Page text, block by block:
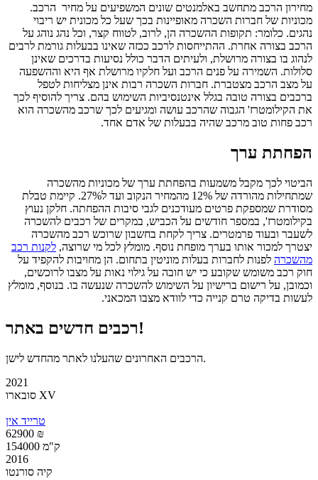
מחירון הרכב מתחשב באלמנטים שונים המשפיעים על מחיר הרכב.
מכוניות של חברות השכרה מאופיינות בכך שעל כל מכונית יש ריבוי
נהגים. כלומר: תקופות ההשכרה הן, לרוב, לטווח קצר, וכל נהג נוהג על
הרכב בצורה אחרת. ההתייחסות לרכב ככזה שאינו בבעלות גורמת לרבים
לנהוג בו בצורה מרושלת, ולעיתים הדבר כולל נסיעות בדרכים שאינן
סלולות. השמירה על פנים הרכב ועל חלקיו מרושלת אף היא וההשפעה
על מצב הרכב מצטברת. חברות השכרה רבות אינן מצליחות לטפל
ברכבים בצורה טובה בגלל אינטנסיביות השימוש בהם. צריך להוסיף לכך
את הקילומטרז' הגבוה שהרכב עושה ומגיעים לכך שרכב מהשכרה הוא
רכב פחות טוב מרכב שהיה בבעלות של אדם אחד.
הפחתת ערך
הביטוי לכך מקבל משמעות בהפחתת ערך של מכוניות מהשכרה
שמתחילות מהורדה של 12% מהמחיר הנקוב ועד ל27%. קיימת טבלת
מסודרת שמספקת פרטים מעודכנים לגבי סיבות ההפחתה. חלקן נעוץ
בקילומטרז', במספר חודשים על הכביש, במקרים של רכבים להשכרה
לשעבר ובעוד פרמטרים. צריך לקחת בחשבון שרוכש רכב מהשכרה
יצטרך למכור אותו בערך מופחת נוסף. מומלץ לכל מי שרוצה, לקנות רכב
מהשכרה לפנות לחברות בעלות מוניטין בתחום. הן מחויבות להקפיד על
חוק רכב משומש שקובע כי יש חובה על גילוי נאות על מצבו לרוכשים,
וכמובן, על רישום ברישיון על השימוש להשכרה שנעשה בו. בנוסף, מומלץ
לעשות בדיקה טרם קנייה כדי לוודא מצבו המכאני.
רכבים חדשים באתר!
הרכבים האחרונים שהעלנו לאתר מהחדש לישן.
2021
סובארו XV
טרייד אין
62900 ₪
154000 ק"מ
2016
קיה סורנטו